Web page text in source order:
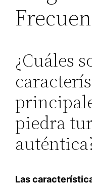
¿Cuáles
piedra
Las